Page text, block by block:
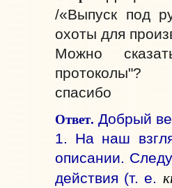
/«Выпуск под
охоты для
Можно
протоколы"?
спасибо
Ответ. Добрый
1. На наш
описании.
действия (т. е.